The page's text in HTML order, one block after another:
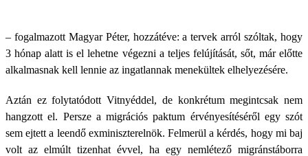
– fogalmazott Magyar Péter, hozzátéve: a tervek arról szóltak, hogy
3 hónap alatt is el lehetne végezni a teljes felújítását, sőt, már előtte
alkalmasnak kell lennie az ingatlannak menekültek elhelyezésére.
Aztán ez folytatódott Vitnyéddel, de konkrétum megintcsak nem
hangzott el. Persze a migrációs paktum érvényesítéséről egy szót
sem ejtett a leendő exminiszterelnök. Felmerül a kérdés, hogy mi baj
volt az elmúlt tizenhat évvel, ha egy nemlétező migránstáborra